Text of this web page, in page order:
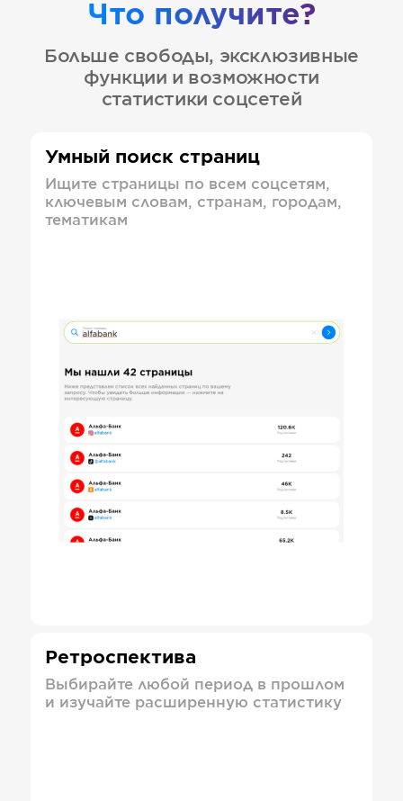
Что получите?
Больше свободы, эксклюзивные
функции и возможности
статистики соцсетей
Умный поиск страниц
Ищите страницы по всем соцсетям,
ключевым словам, странам, городам,
тематикам
Ретроспектива
Выбирайте любой период в прошлом
и изучайте расширенную статистику